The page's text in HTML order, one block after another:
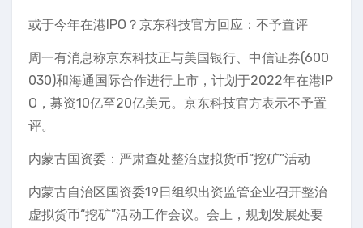
或于今年在港IPO？京东科技官方回应：不予置评
周一有消息称京东科技正与美国银行、中信证券(600
030)和海通国际合作进行上市，计划于2022年在港IP
O，募资10亿至20亿美元。京东科技官方表示不予置
评。
内蒙古国资委：严肃查处整治虚拟货币“挖矿”活动
内蒙古自治区国资委19日组织出资监管企业召开整治
虚拟货币“挖矿”活动工作会议。会上，规划发展处要